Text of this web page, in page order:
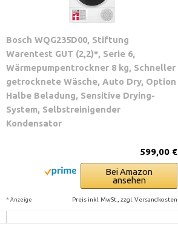
Bosch WQG235D00, Stiftung
Warentest GUT (2,2)*, Serie 6,
Wärmepumpentrockner 8 kg, Schneller
getrocknete Wäsche, Auto Dry, Option
Halbe Beladung, Sensitive Drying-
System, Selbstreinigender
Kondensator
599,00 €
Bei Amazon
ansehen
* Anzeige Preis inkl. MwSt., zzgl. Versandkosten